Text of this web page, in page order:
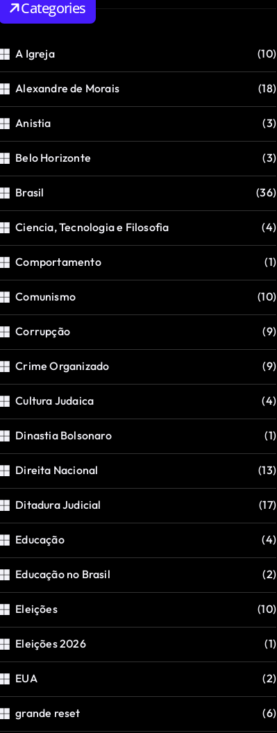
Categories
A Igreja (10)
Alexandre de Morais (18)
Anistia (3)
Belo Horizonte (3)
Brasil (36)
Ciencia, Tecnologia e Filosofia (4)
Comportamento (1)
Comunismo (10)
Corrupção (9)
Crime Organizado (9)
Cultura Judaica (4)
Dinastia Bolsonaro (1)
Direita Nacional (13)
Ditadura Judicial (17)
Educação (4)
Educação no Brasil (2)
Eleições (10)
Eleições 2026 (1)
EUA (2)
grande reset (6)